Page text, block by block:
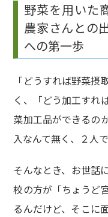
野菜を用いた
農家さんとの
への第一歩
「どうすれば野菜
く、「どう加工すれ
菜加工品ができるの
入なんて無く、２人
そんなとき、お世話
校の方が「ちょうど
るんだけど、そこに